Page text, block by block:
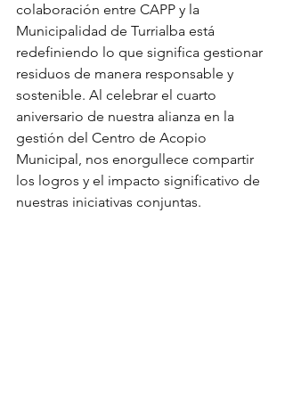
colaboración entre CAPP y la
Municipalidad de Turrialba está
redefiniendo lo que significa gestionar
residuos de manera responsable y
sostenible. Al celebrar el cuarto
aniversario de nuestra alianza en la
gestión del Centro de Acopio
Municipal, nos enorgullece compartir
los logros y el impacto significativo de
nuestras iniciativas conjuntas.